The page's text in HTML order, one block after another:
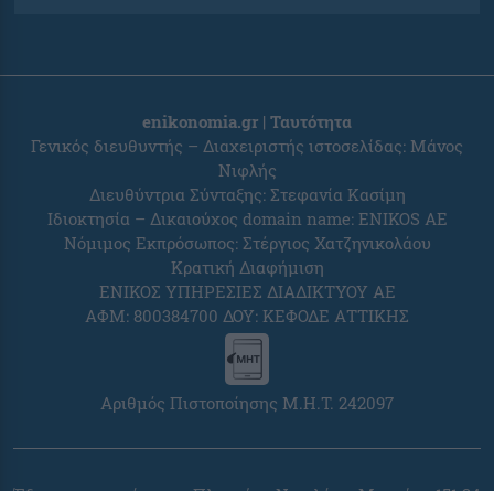
enikonomia.gr | Ταυτότητα
Γενικός διευθυντής – Διαχειριστής ιστοσελίδας: Μάνος
Νιφλής
Διευθύντρια Σύνταξης: Στεφανία Κασίμη
Ιδιοκτησία – Δικαιούχος domain name: ENIKOS AE
Νόμιμος Εκπρόσωπος: Στέργιος Χατζηνικολάου
Κρατική Διαφήμιση
ΕΝΙΚΟΣ ΥΠΗΡΕΣΙΕΣ ΔΙΑΔΙΚΤΥΟΥ ΑΕ
ΑΦΜ: 800384700 ΔΟΥ: ΚΕΦΟΔΕ ΑΤΤΙΚΗΣ
Αριθμός Πιστοποίησης Μ.Η.Τ. 242097